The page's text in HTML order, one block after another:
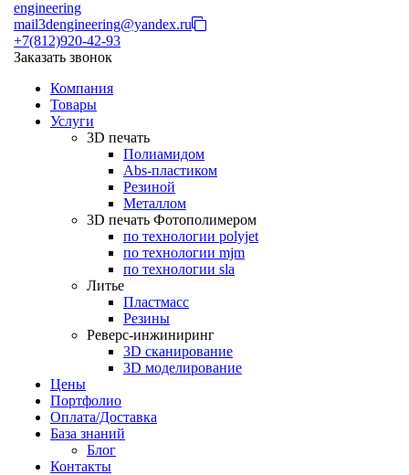
engineering
mail3dengineering@yandex.ru
+7(812)920-42-93
Заказать звонок
Компания
Товары
Услуги
3D печать
Полиамидом
Abs-пластиком
Резиной
Металлом
3D печать Фотополимером
по технологии polyjet
по технологии mjm
по технологии sla
Литье
Пластмасс
Резины
Реверс-инжиниринг
3D сканирование
3D моделирование
Цены
Портфолио
Оплата/Доставка
База знаний
Блог
Контакты